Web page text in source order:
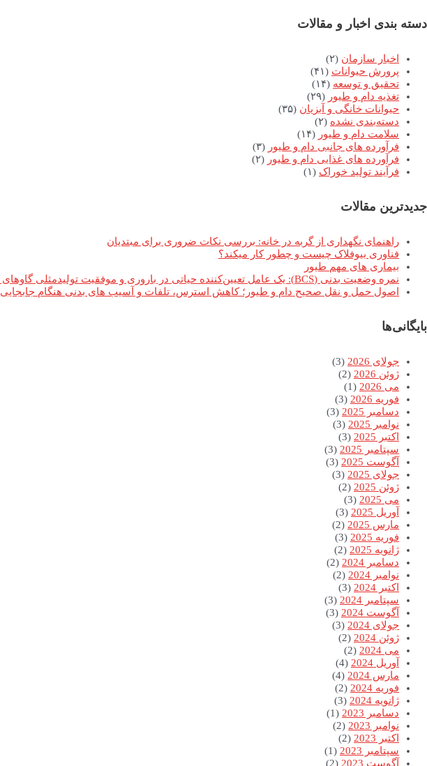
دسته بندی اخبار و مقالات
اخبار سازمان (۲)
پرورش حیوانات (۴۱)
تحقیق و توسعه (۱۴)
تغذیه دام و طیور (۲۹)
حیوانات خانگی و آبزیان (۳۵)
دسته‌بندی نشده (۲)
سلامت دام و طیور (۱۴)
فرآورده های جانبی دام و طیور (۳)
فرآورده های غذایی دام و طیور (۲)
فرآیند تولید خوراک (۱)
جدیدترین مقالات
راهنمای نگهداری از گربه در خانه: بررسی نکات ضروری برای مبتدیان
فناوری بیوفلاک چیست و چطور کار میکند؟
بیماری های مهم طیور
نمره وضعیت بدنی (BCS): یک عامل تعیین‌کننده حیاتی در باروری و موفقیت تولیدمثلی گاوهای شیری
اصول حمل و نقل صحیح دام و طیور؛ کاهش استرس، تلفات و آسیب های بدنی هنگام جابجایی
بایگانی‌ها
جولای 2026
(3)
ژوئن 2026
(2)
می 2026
(1)
فوریه 2026
(3)
دسامبر 2025
(3)
نوامبر 2025
(3)
اکتبر 2025
(3)
سپتامبر 2025
(3)
آگوست 2025
(3)
جولای 2025
(3)
ژوئن 2025
(2)
می 2025
(3)
آوریل 2025
(3)
مارس 2025
(2)
فوریه 2025
(3)
ژانویه 2025
(2)
دسامبر 2024
(2)
نوامبر 2024
(2)
اکتبر 2024
(3)
سپتامبر 2024
(3)
آگوست 2024
(3)
جولای 2024
(3)
ژوئن 2024
(2)
می 2024
(2)
آوریل 2024
(4)
مارس 2024
(4)
فوریه 2024
(2)
ژانویه 2024
(3)
دسامبر 2023
(1)
نوامبر 2023
(2)
اکتبر 2023
(2)
سپتامبر 2023
(1)
آگوست 2023
(2)